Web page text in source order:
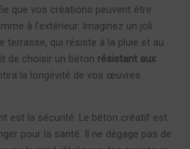
que vos créations peuvent être
à l’extérieur. Imaginez un joli
terrasse, qui résiste à la pluie et au
de choisir un béton résistant aux
la longévité de vos œuvres.
est la sécurité. Le béton créatif est
pour la santé. Il ne dégage pas de